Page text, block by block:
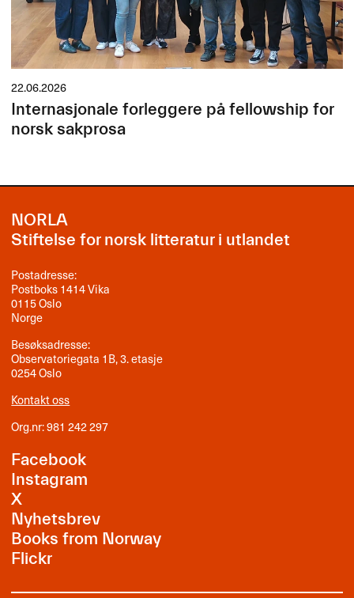
22.06.2026
Internasjonale forleggere på fellowship for
norsk sakprosa
NORLA
Stiftelse for norsk litteratur i utlandet
Postadresse:
Postboks 1414 Vika
0115 Oslo
Norge
Besøksadresse:
Observatoriegata 1B, 3. etasje
0254 Oslo
Kontakt oss
Org.nr: 981 242 297
Facebook
Instagram
X
Nyhetsbrev
Books from Norway
Flickr